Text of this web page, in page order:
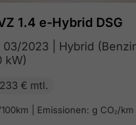
1.4 e-Hybrid DSG
2023 | Hybrid
kW)
€ mtl.
| Emissionen: g CO₂/km